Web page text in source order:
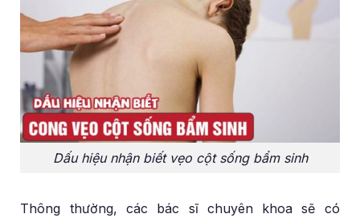
Dấu hiệu nhận biết vẹo cột sống bẩm sinh
Thông thường, các bác sĩ chuyên khoa sẽ có